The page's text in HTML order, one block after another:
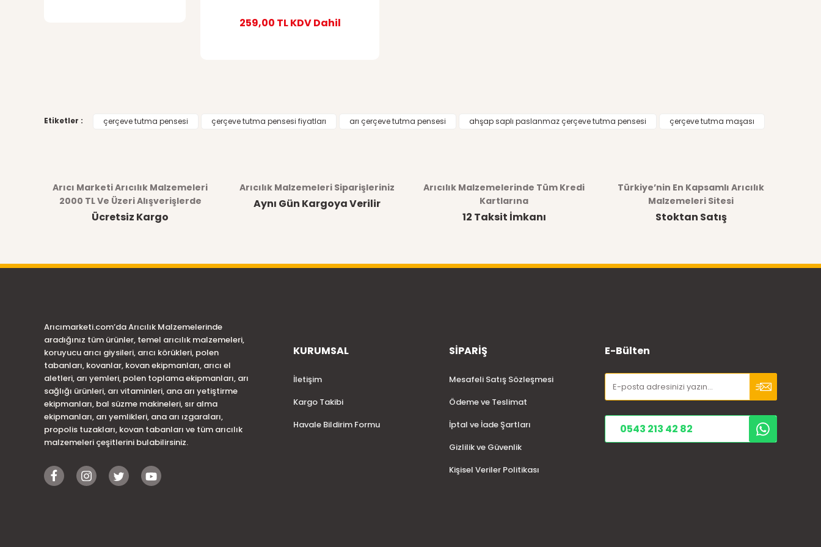
259,00 TLKDV Dahil
Etiketler : çerçeve tutma pensesi çerçeve tutma pensesi fiyatları arı çerçeve tutma pensesi ahşap saplı paslanmaz çerçeve tutma pensesi çerçeve tutma maşası
Arıcı Marketi Arıcılık Malzemeleri
2000 TL Ve Üzeri Alışverişlerde
Ücretsiz Kargo
Arıcılık Malzemeleri Siparişleriniz
Aynı Gün Kargoya Verilir
Arıcılık Malzemelerinde Tüm Kredi
Kartlarına
12 Taksit İmkanı
Türkiye’nin En Kapsamlı Arıcılık
Malzemeleri Sitesi
Stoktan Satış
Arıcımarketi.com’da Arıcılık Malzemelerinde
aradığınız tüm ürünler, temel arıcılık malzemeleri,
koruyucu arıcı giysileri, arıcı körükleri, polen
tabanları, kovanlar, kovan ekipmanları, arıcı el
aletleri, arı yemleri, polen toplama ekipmanları, arı
sağlığı ürünleri, arı vitaminleri, ana arı yetiştirme
ekipmanları, bal süzme makineleri, sır alma
ekipmanları, arı yemlikleri, ana arı ızgaraları,
propolis tuzakları, kovan tabanları ve tüm arıcılık
malzemeleri çeşitlerini bulabilirsiniz.
KURUMSAL
İletişim
Kargo Takibi
Havale Bildirim Formu
SİPARİŞ
Mesafeli Satış Sözleşmesi
Ödeme ve Teslimat
İptal ve İade Şartları
Gizlilik ve Güvenlik
Kişisel Veriler Politikası
E-Bülten
0543 213 42 82